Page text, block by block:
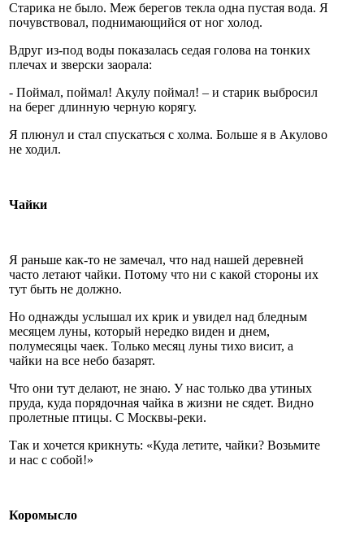
Старика не было. Меж берегов текла одна пустая вода. Я
почувствовал, поднимающийся от ног холод.
Вдруг из-под воды показалась седая голова на тонких
плечах и зверски заорала:
- Поймал, поймал! Акулу поймал! – и старик выбросил
на берег длинную черную корягу.
Я плюнул и стал спускаться с холма. Больше я в Акулово
не ходил.
Чайки
Я раньше как-то не замечал, что над нашей деревней
часто летают чайки. Потому что ни с какой стороны их
тут быть не должно.
Но однажды услышал их крик и увидел над бледным
месяцем луны, который нередко виден и днем,
полумесяцы чаек. Только месяц луны тихо висит, а
чайки на все небо базарят.
Что они тут делают, не знаю. У нас только два утиных
пруда, куда порядочная чайка в жизни не сядет. Видно
пролетные птицы. С Москвы-реки.
Так и хочется крикнуть: «Куда летите, чайки? Возьмите
и нас с собой!»
Коромысло